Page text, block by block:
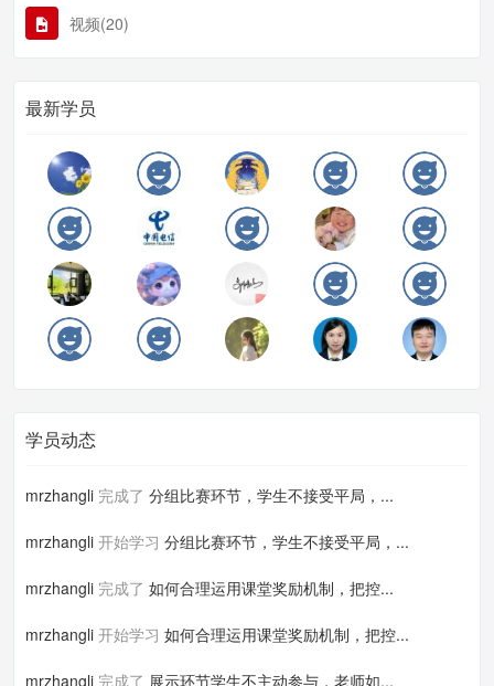
视频(20)
最新学员
学员动态
mrzhangli 完成了 分组比赛环节，学生不接受平局，...
mrzhangli 开始学习 分组比赛环节，学生不接受平局，...
mrzhangli 完成了 如何合理运用课堂奖励机制，把控...
mrzhangli 开始学习 如何合理运用课堂奖励机制，把控...
mrzhangli 完成了 展示环节学生不主动参与，老师如...